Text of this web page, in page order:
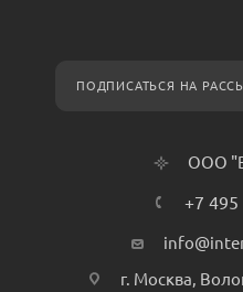
ПОДПИСАТЬСЯ НА
ООО
+7 495
г. Москва,